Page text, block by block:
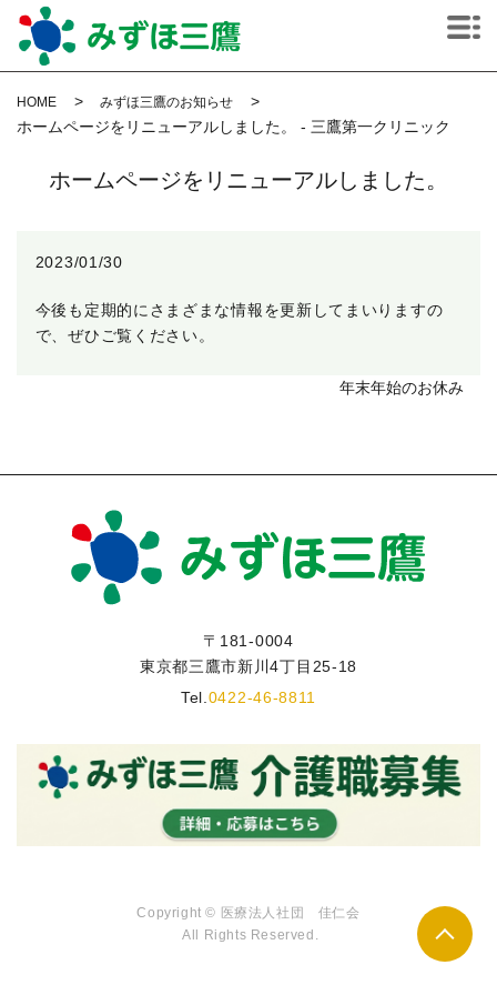
HOME みずほ三鷹のお知らせ
ホームページをリニューアルしました。 - 三鷹第一クリニック
ホームページをリニューアルしました。
2023/01/30
今後も定期的にさまざまな情報を更新してまいりますの
で、ぜひご覧ください。
年末年始のお休み
〒181-0004
東京都三鷹市新川4丁目25-18
Tel. 0422-46-8811
Copyright © 医療法人社団 佳仁会
All Rights Reserved.